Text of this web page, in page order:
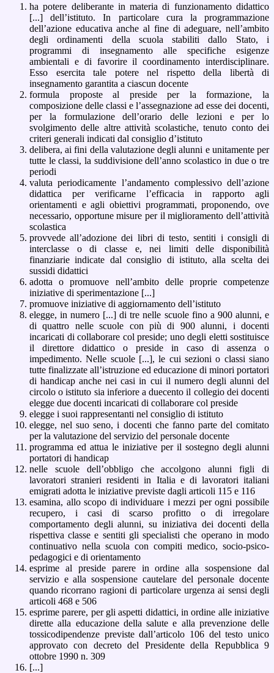
ha potere deliberante in materia di funzionamento didattico
[...] dell’istituto. In particolare cura la programmazione
dell’azione educativa anche al fine di adeguare, nell’ambito
degli ordinamenti della scuola stabiliti dallo Stato, i
programmi di insegnamento alle specifiche esigenze
ambientali e di favorire il coordinamento interdisciplinare.
Esso esercita tale potere nel rispetto della libertà di
insegnamento garantita a ciascun docente
formula proposte al preside per la formazione, la
composizione delle classi e l’assegnazione ad esse dei docenti,
per la formulazione dell’orario delle lezioni e per lo
svolgimento delle altre attività scolastiche, tenuto conto dei
criteri generali indicati dal consiglio d’istituto
delibera, ai fini della valutazione degli alunni e unitamente per
tutte le classi, la suddivisione dell’anno scolastico in due o tre
periodi
valuta periodicamente l’andamento complessivo dell’azione
didattica per verificarne l’efficacia in rapporto agli
orientamenti e agli obiettivi programmati, proponendo, ove
necessario, opportune misure per il miglioramento dell’attività
scolastica
provvede all’adozione dei libri di testo, sentiti i consigli di
interclasse o di classe e, nei limiti delle disponibilità
finanziarie indicate dal consiglio di istituto, alla scelta dei
sussidi didattici
adotta o promuove nell’ambito delle proprie competenze
iniziative di sperimentazione [...]
promuove iniziative di aggiornamento dell’istituto
elegge, in numero [...] di tre nelle scuole fino a 900 alunni, e
di quattro nelle scuole con più di 900 alunni, i docenti
incaricati di collaborare col preside; uno degli eletti sostituisce
il direttore didattico o preside in caso di assenza o
impedimento. Nelle scuole [...], le cui sezioni o classi siano
tutte finalizzate all’istruzione ed educazione di minori portatori
di handicap anche nei casi in cui il numero degli alunni del
circolo o istituto sia inferiore a duecento il collegio dei docenti
elegge due docenti incaricati di collaborare col preside
elegge i suoi rappresentanti nel consiglio di istituto
elegge, nel suo seno, i docenti che fanno parte del comitato
per la valutazione del servizio del personale docente
programma ed attua le iniziative per il sostegno degli alunni
portatori di handicap
nelle scuole dell’obbligo che accolgono alunni figli di
lavoratori stranieri residenti in Italia e di lavoratori italiani
emigrati adotta le iniziative previste dagli articoli 115 e 116
esamina, allo scopo di individuare i mezzi per ogni possibile
recupero, i casi di scarso profitto o di irregolare
comportamento degli alunni, su iniziativa dei docenti della
rispettiva classe e sentiti gli specialisti che operano in modo
continuativo nella scuola con compiti medico, socio-psico-
pedagogici e di orientamento
esprime al preside parere in ordine alla sospensione dal
servizio e alla sospensione cautelare del personale docente
quando ricorrano ragioni di particolare urgenza ai sensi degli
articoli 468 e 506
esprime parere, per gli aspetti didattici, in ordine alle iniziative
dirette alla educazione della salute e alla prevenzione delle
tossicodipendenze previste dall’articolo 106 del testo unico
approvato con decreto del Presidente della Repubblica 9
ottobre 1990 n. 309
[...]